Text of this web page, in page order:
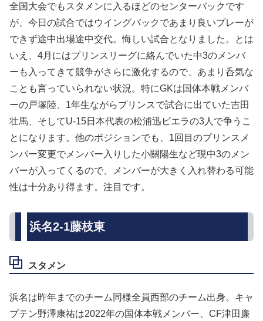
全国大会でもスタメンに入るほどのセンターバックです
が、今日の試合ではウイングバックであまり良いプレーが
できず途中出場途中交代。悔しい試合となりました。とは
いえ、4月にはプリンスリーグに絡んでいた中3のメンバ
ーも入ってきて競争がさらに激化するので、あまり呑気な
ことも言っていられない状況。特にGKは国体本戦メンバ
ーの戸塚陸、1年生ながらプリンスで試合に出ていた吉田
壮馬、そしてU-15日本代表の松浦迅ビエラの3人で争うこ
とになります。他のポジションでも、1回目のプリンスメ
ンバー変更でメンバー入りした小關陽生など現中3のメン
バーが入ってくるので、メンバーが大きく入れ替わる可能
性は十分あり得ます。注目です。
浜名2-1藤枝東
スタメン
浜名は昨年までのチーム同様全員西部のチーム出身。キャ
プテン野澤康祐は2022年の国体本戦メンバー、CF津田廉